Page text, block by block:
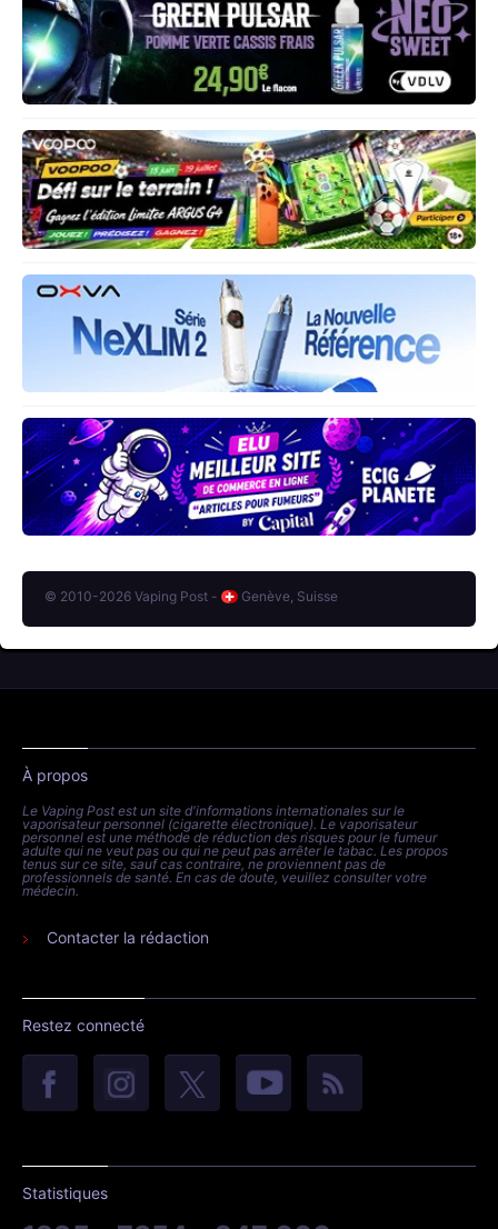
© 2010-2026 Vaping Post - Genève, Suisse
À propos
Le Vaping Post est un site d'informations internationales sur le
vaporisateur personnel (cigarette électronique). Le vaporisateur
personnel est une méthode de réduction des risques pour le fumeur
adulte qui ne veut pas ou qui ne peut pas arrêter le tabac. Les propos
tenus sur ce site, sauf cas contraire, ne proviennent pas de
professionnels de santé. En cas de doute, veuillez consulter votre
médecin.
Contacter la rédaction
Restez connecté
Statistiques